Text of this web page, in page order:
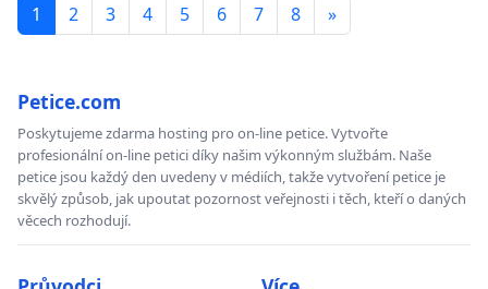
1 2 3 4 5 6 7 8 »
Petice.com
Poskytujeme zdarma hosting pro on-line petice. Vytvořte
profesionální on-line petici díky našim výkonným službám. Naše
petice jsou každý den uvedeny v médiích, takže vytvoření petice je
skvělý způsob, jak upoutat pozornost veřejnosti i těch, kteří o daných
věcech rozhodují.